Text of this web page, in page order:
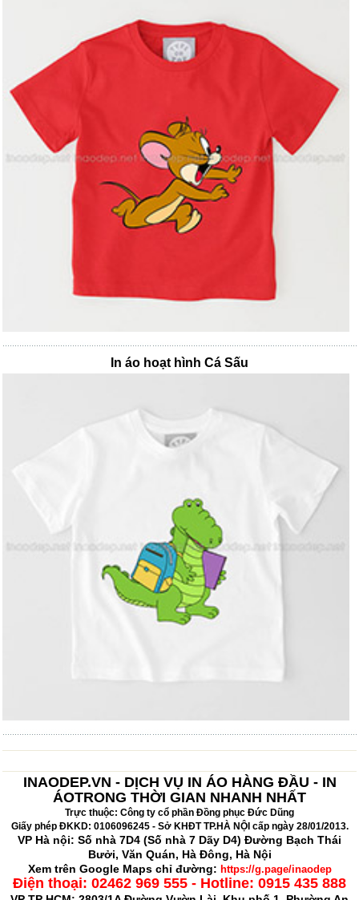
In áo hoạt hình Cá Sấu
INAODEP.VN - DỊCH VỤ IN ÁO HÀNG ĐẦU - IN
ÁOTRONG THỜI GIAN NHANH NHẤT
Trực thuộc: Công ty cổ phần Đồng phục Đức Dũng
Giấy phép ĐKKD: 0106096245 - Sở KHĐT TP.HÀ NỘI cấp ngày 28/01/2013.
VP Hà nội: Số nhà 7D4 (Số nhà 7 Dãy D4) Đường Bạch Thái
Bưởi, Văn Quán, Hà Đông, Hà Nội
Xem trên Google Maps chỉ đường: https://g.page/inaodep
Điện thoại: 02462 969 555 - Hotline: 0915 435 888